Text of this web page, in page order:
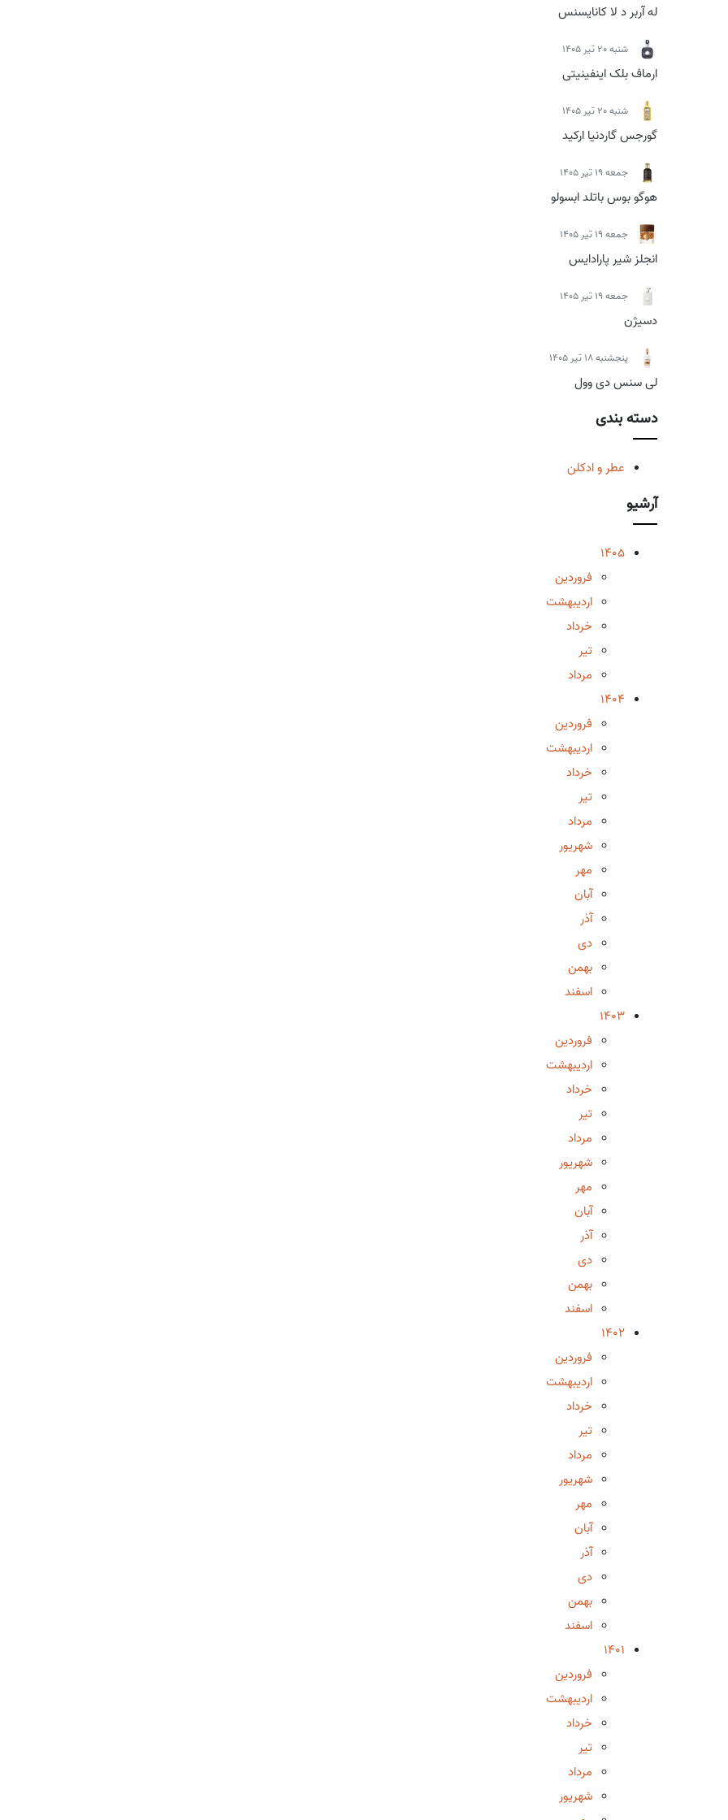
له آربر د لا کانایسنس
شنبه 20 تیر 1405
ارماف بلک اینفینیتی
شنبه 20 تیر 1405
گورجس گاردنیا ارکید
جمعه 19 تیر 1405
هوگو بوس باتلد ابسولو
جمعه 19 تیر 1405
انجلز شیر پارادایس
جمعه 19 تیر 1405
دسیژن
پنجشنبه 18 تیر 1405
لی سنس دی وول
دسته بندی
عطر و ادکلن
آرشیو
1405
فروردین
اردیبهشت
خرداد
تیر
مرداد
1404
فروردین
اردیبهشت
خرداد
تیر
مرداد
شهریور
مهر
آبان
آذر
دی
بهمن
اسفند
1403
فروردین
اردیبهشت
خرداد
تیر
مرداد
شهریور
مهر
آبان
آذر
دی
بهمن
اسفند
1402
فروردین
اردیبهشت
خرداد
تیر
مرداد
شهریور
مهر
آبان
آذر
دی
بهمن
اسفند
1401
فروردین
اردیبهشت
خرداد
تیر
مرداد
شهریور